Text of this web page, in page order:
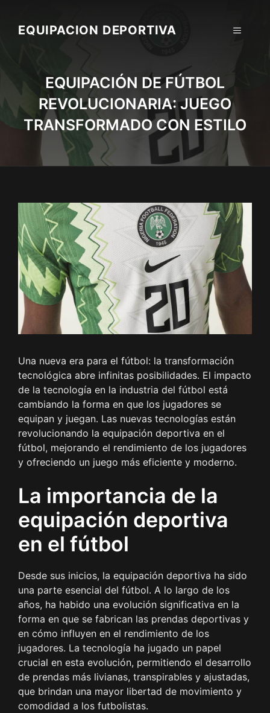
contentEQUIPACION DEPORTIVA MENU
EQUIPACIÓN DE FÚTBOL
REVOLUCIONARIA: JUEGO
TRANSFORMADO CON ESTILO
Una nueva era para el fútbol: la transformación
tecnológica abre infinitas posibilidades. El impacto
de la tecnología en la industria del fútbol está
cambiando la forma en que los jugadores se
equipan y juegan. Las nuevas tecnologías están
revolucionando la equipación deportiva en el
fútbol, mejorando el rendimiento de los jugadores
y ofreciendo un juego más eficiente y moderno.
La importancia de la
equipación deportiva
en el fútbol
Desde sus inicios, la equipación deportiva ha sido
una parte esencial del fútbol. A lo largo de los
años, ha habido una evolución significativa en la
forma en que se fabrican las prendas deportivas y
en cómo influyen en el rendimiento de los
jugadores. La tecnología ha jugado un papel
crucial en esta evolución, permitiendo el desarrollo
de prendas más livianas, transpirables y ajustadas,
que brindan una mayor libertad de movimiento y
comodidad a los futbolistas.